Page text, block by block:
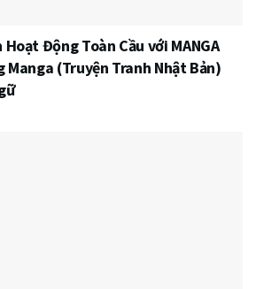
Động Toàn Cầu với MANGA
Manga (Truyện Tranh Nhật Bản)